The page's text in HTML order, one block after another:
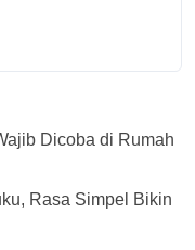
Dicoba di Rumah
Rasa Simpel Bikin